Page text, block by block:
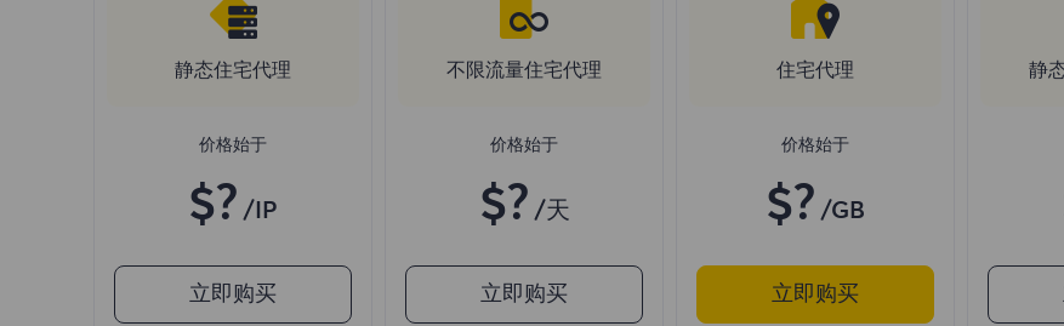
静态住宅代理
价格始于
$? /IP
立即购买
不限流量住宅代理
价格始于
$? /天
立即购买
住宅代理
价格始于
$? /GB
立即购买
静